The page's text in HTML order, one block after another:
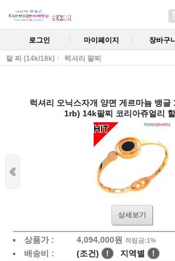
로그인 마이페이지 장바구
팔 찌 (14k/18k) 럭셔리 팔찌
럭셔리 오닉스자개 양면 게르마늄 뱅
1rb) 14k팔찌 코리아쥬얼리
상세보기
상품가 : 4,094,000원 적립금:1%
배송비 : (조건) ! 지역별 !